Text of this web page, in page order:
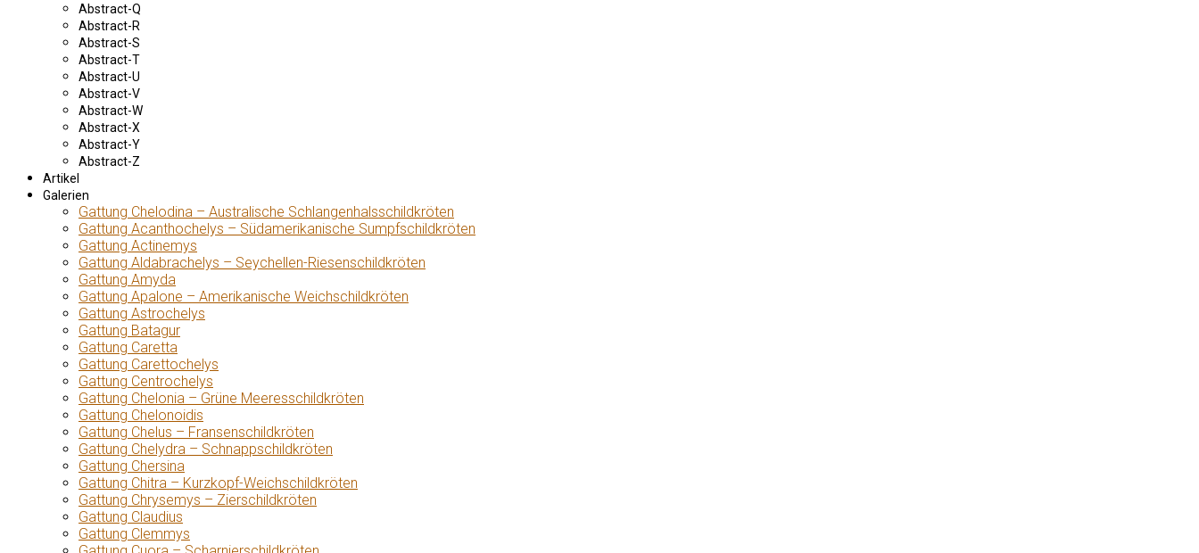
Abstract-Q
Abstract-R
Abstract-S
Abstract-T
Abstract-U
Abstract-V
Abstract-W
Abstract-X
Abstract-Y
Abstract-Z
Artikel
Galerien
Gattung Chelodina – Australische Schlangenhalsschildkröten
Gattung Acanthochelys – Südamerikanische Sumpfschildkröten
Gattung Actinemys
Gattung Aldabrachelys – Seychellen-Riesenschildkröten
Gattung Amyda
Gattung Apalone – Amerikanische Weichschildkröten
Gattung Astrochelys
Gattung Batagur
Gattung Caretta
Gattung Carettochelys
Gattung Centrochelys
Gattung Chelonia – Grüne Meeresschildkröten
Gattung Chelonoidis
Gattung Chelus – Fransenschildkröten
Gattung Chelydra – Schnappschildkröten
Gattung Chersina
Gattung Chitra – Kurzkopf-Weichschildkröten
Gattung Chrysemys – Zierschildkröten
Gattung Claudius
Gattung Clemmys